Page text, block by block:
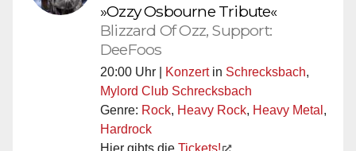
»Ozzy Osbourne Tribute«
Blizzard Of Ozz, Support:
DeeFoos
20:00 Uhr | Konzertin Schrecksbach,
Mylord Club Schrecksbach
Genre: Rock, Heavy Rock, Heavy Metal ,
Hardrock
Hier gibts die Tickets!